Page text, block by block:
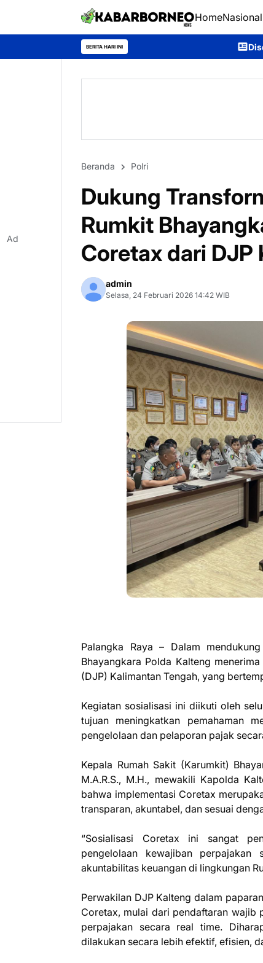
HomeNasional
BERITA HARI INI Disdukcapil Murung Raya
Beranda Polri
Dukung
Rumkit
Coretax dari DJP
admin
Selasa, 24 Februari 2026 14:42 WIB
Palangka Raya – Dalam
Bhayangkara Polda Kalteng
(DJP) Kalimantan Tengah, yang
Kegiatan sosialisasi ini diikuti oleh
tujuan meningkatkan pemahaman
pengelolaan dan pelaporan pajak
Kepala Rumah Sakit (Karumkit)
M.A.R.S., M.H., mewakili Kapolda
bahwa implementasi Coretax
transparan, akuntabel, dan sesuai
“Sosialisasi Coretax ini sangat
pengelolaan kewajiban
akuntabilitas keuangan di lingkungan
Perwakilan DJP Kalteng dalam
Coretax, mulai dari pendaftaran wajib
perpajakan secara real time.
dilakukan secara lebih efektif, efisien,
Ad